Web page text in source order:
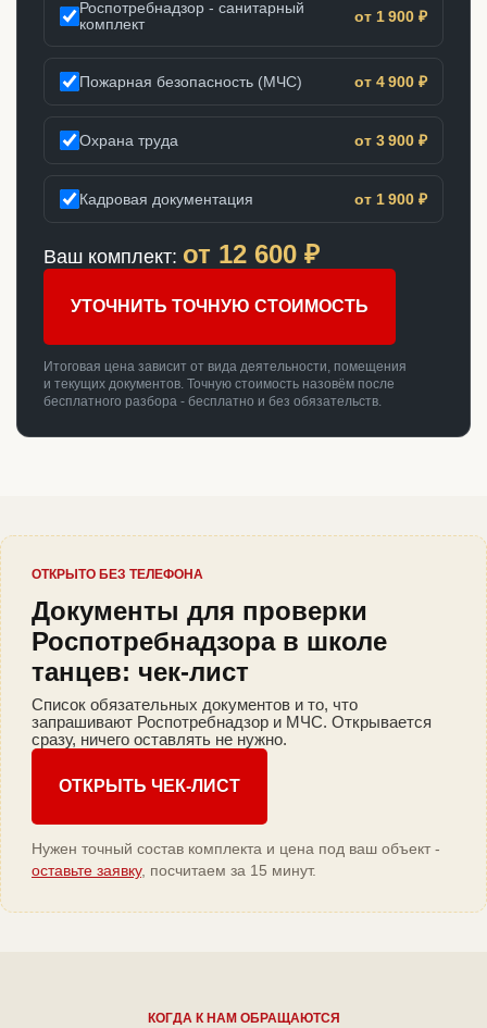
Роспотребнадзор - санитарный
комплект
от 1 900 ₽
Пожарная безопасность (МЧС) от 4 900 ₽
Охрана труда от 3 900 ₽
Кадровая документация от 1 900 ₽
Ваш комплект: от 12 600 ₽
УТОЧНИТЬ ТОЧНУЮ СТОИМОСТЬ
Итоговая цена зависит от вида деятельности, помещения
и текущих документов. Точную стоимость назовём после
бесплатного разбора - бесплатно и без обязательств.
ОТКРЫТО БЕЗ ТЕЛЕФОНА
Документы для проверки
Роспотребнадзора в школе
танцев: чек-лист
Список обязательных документов и то, что
запрашивают Роспотребнадзор и МЧС. Открывается
сразу, ничего оставлять не нужно.
ОТКРЫТЬ ЧЕК-ЛИСТ
Нужен точный состав комплекта и цена под ваш объект -
оставьте заявку, посчитаем за 15 минут.
КОГДА К НАМ ОБРАЩАЮТСЯ